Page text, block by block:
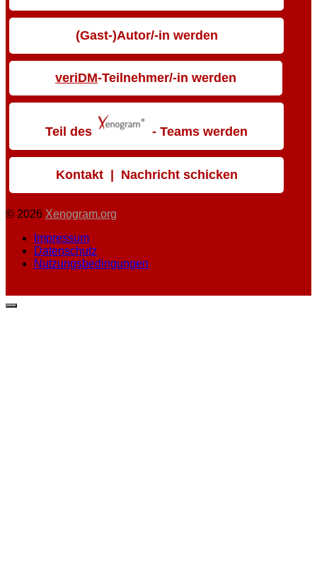
(Gast-)Autor/-in werden
veriDM-Teilnehmer/-in werden
Teil des - Teams werden
Kontakt | Nachricht schicken
© 2026 Xenogram.org
Impressum
Datenschutz
Nutzungsbedingungen